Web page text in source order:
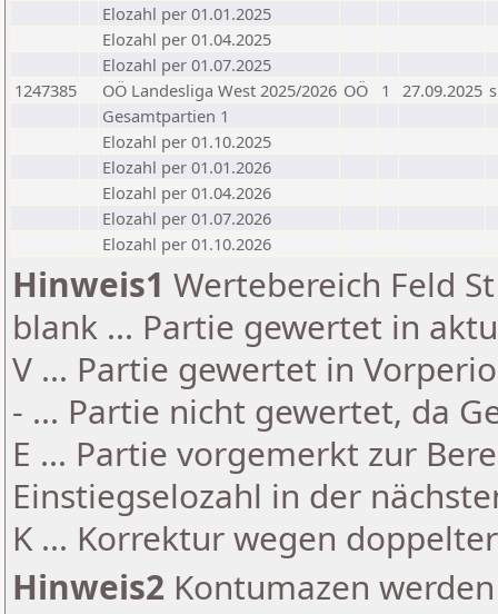
Elozahl per 01.01.2025
Elozahl per 01.04.2025
Elozahl per 01.07.2025
1247385
OÖ Landesliga West 2025/2026 OÖ 1 27.09.2025 s
Gesamtpartien 1
Elozahl per 01.10.2025
Elozahl per 01.01.2026
Elozahl per 01.04.2026
Elozahl per 01.07.2026
Elozahl per 01.10.2026
Hinweis1 Wertebereich Feld
blank ... Partie gewertet in
V ... Partie gewertet in
- ... Partie nicht gewertet, da
E ... Partie vorgemerkt zur
Einstiegselozahl in der
K ... Korrektur wegen
Hinweis2 Kontumazen